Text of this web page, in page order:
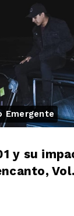
Emergente
y su